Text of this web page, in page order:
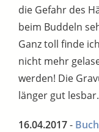
die Gefahr des
beim Buddeln
Ganz toll finde
nicht mehr
werden! Die
länger gut lesbar.
16.04.2017-